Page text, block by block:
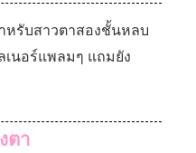
หรับสาวตาสองชั้นหลบ
เนอร์แพลมๆ แถมยัง
ตา